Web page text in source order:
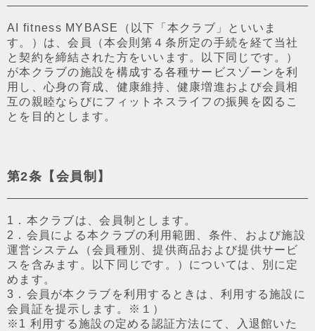
AI fitness MYBASE（以下「本クラブ」といいま
す。）は、会員（本会則第４条所定の⼿続を経て当社
と契約を締結された⽅をいいます。以下同じです。）
が本クラブの施設を構成する各種サービスゾーンを利
⽤し、⼼⾝の育成、健康維持、健康増進および会員相
互の親睦ならびにフィットネスライフの振興を図るこ
とを⽬的とします。
第2条【会員制】
1．本クラブは、会員制とします。
2．会員による本クラブの利⽤範囲、条件、および施設
運営システム（会員種別、提供商品および提供サービ
スを含みます。以下同じです。）については、別に定
めます。
3．会員が本クラブを利⽤するときは、利⽤する施設に
会員証を提⽰します。※１）
※1 利⽤する施設の定める認証⽅法にて、入退館いた